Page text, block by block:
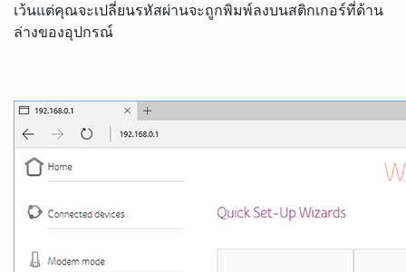
เว้นแต่คุณจะเปลี่ยนรหัสผ่านจะถูกพิมพ์ลงบนสติกเกอร์ที่ด้าน
ล่างของอุปกรณ์